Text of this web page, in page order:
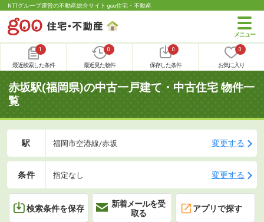
NTTグループ運営の不動産総合サイト goo住宅・不動産
1
最近検索した条件
0
最近見た物件
0
保存した条件
0
お気に入り
赤坂駅(福岡県)の中古一戸建て・中古住宅 物件一
覧
駅 福岡市空港線/赤坂 変更する
条件 指定なし 変更する
検索条件を保存
新着メールを受
取る
アプリで探す